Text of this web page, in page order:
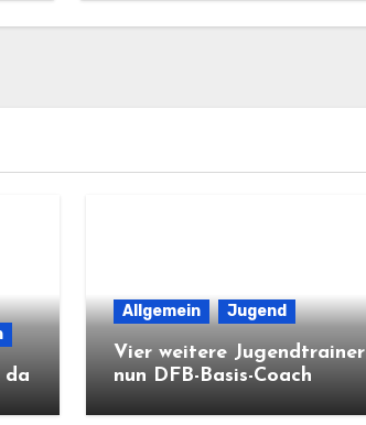
da
Allgemein Jugend
Vier weitere Jugendtrainer
nun DFB-Basis-Coach